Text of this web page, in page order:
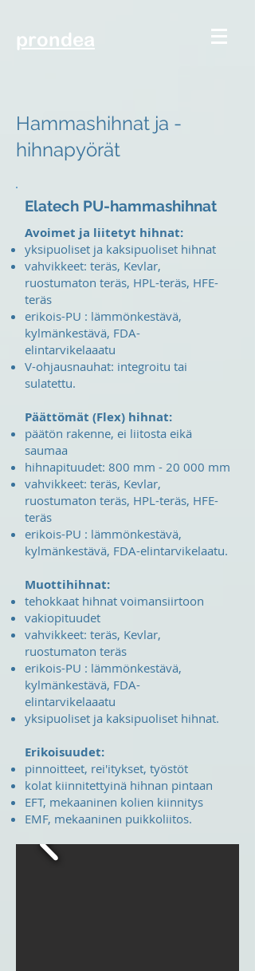
prondea
Hammashihnat ja -
hihnapyörät
Elatech PU-hammashihnat
Avoimet ja liitetyt hihnat:
yksipuoliset ja kaksipuoliset hihnat
vahvikkeet: teräs, Kevlar,
ruostumaton teräs, HPL-teräs, HFE-
teräs
erikois-PU : lämmönkestävä,
kylmänkestävä, FDA-
elintarvikelaaatu
V-ohjausnauhat: integroitu tai
sulatettu.
Päättömät (Flex) hihnat:
päätön rakenne, ei liitosta eikä
saumaa
hihnapituudet: 800 mm - 20 000 mm
vahvikkeet: teräs, Kevlar,
ruostumaton teräs, HPL-teräs, HFE-
teräs
erikois-PU : lämmönkestävä,
kylmänkestävä, FDA-elintarvikelaatu.
Muottihihnat:
tehokkaat hihnat voimansiirtoon
vakiopituudet
vahvikkeet: teräs, Kevlar,
ruostumaton teräs
erikois-PU : lämmönkestävä,
kylmänkestävä, FDA-
elintarvikelaaatu
yksipuoliset ja kaksipuoliset hihnat.
Erikoisuudet:
pinnoitteet, rei'itykset, työstöt
kolat kiinnitettyinä hihnan pintaan
EFT, mekaaninen kolien kiinnitys
EMF, mekaaninen puikkoliitos.